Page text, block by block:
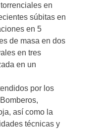
en
súbitas en
en 5
de masa en dos
en tres
en un
por los
así como la
técnicas y